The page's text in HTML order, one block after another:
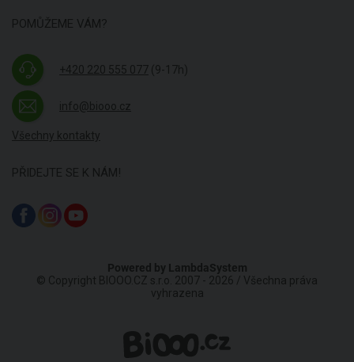
POMŮŽEME VÁM?
+420 220 555 077 (9-17h)
info@biooo.cz
Všechny kontakty
PŘIDEJTE SE K NÁM!
Powered by LambdaSystem
© Copyright BIOOO.CZ s.r.o. 2007 - 2026 / Všechna práva
vyhrazena